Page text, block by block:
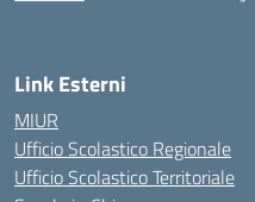
Link Esterni
MIUR
Ufficio Scolastico Regionale
Ufficio Scolastico Territoriale